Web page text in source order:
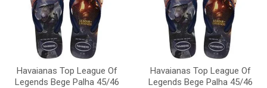
Havaianas Top League Of
Legends Bege Palha 45/46
Havaianas Top League Of
Legends Bege Palha 45/46